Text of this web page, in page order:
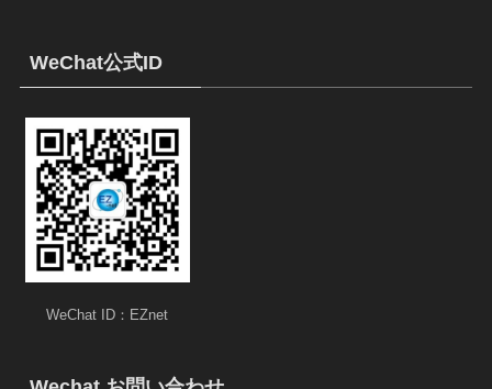
WeChat公式ID
WeChat ID：EZnet